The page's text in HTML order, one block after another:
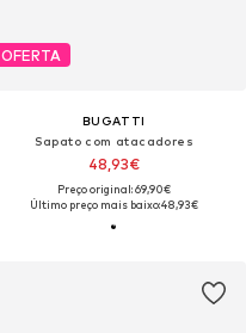
OFERTA
BUGATTI
Sapato com atacadores
48,93€
Preço original: 69,90€
Último preço mais baixo:48,93€